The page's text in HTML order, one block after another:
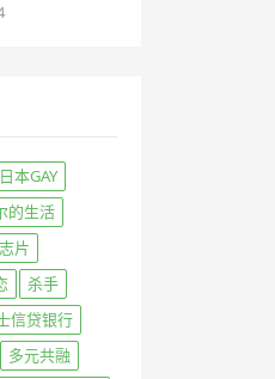
日本GAY
的生活
片
杀手
信贷银行
多元共融